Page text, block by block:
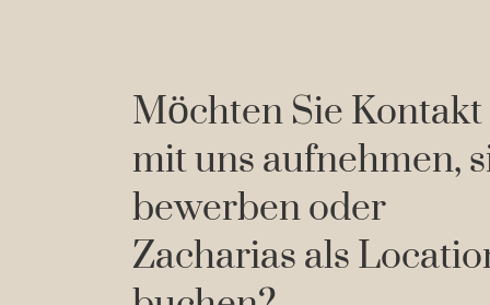
Möchten Sie Kontakt
mit uns aufnehmen,
bewerben oder
Zacharias als